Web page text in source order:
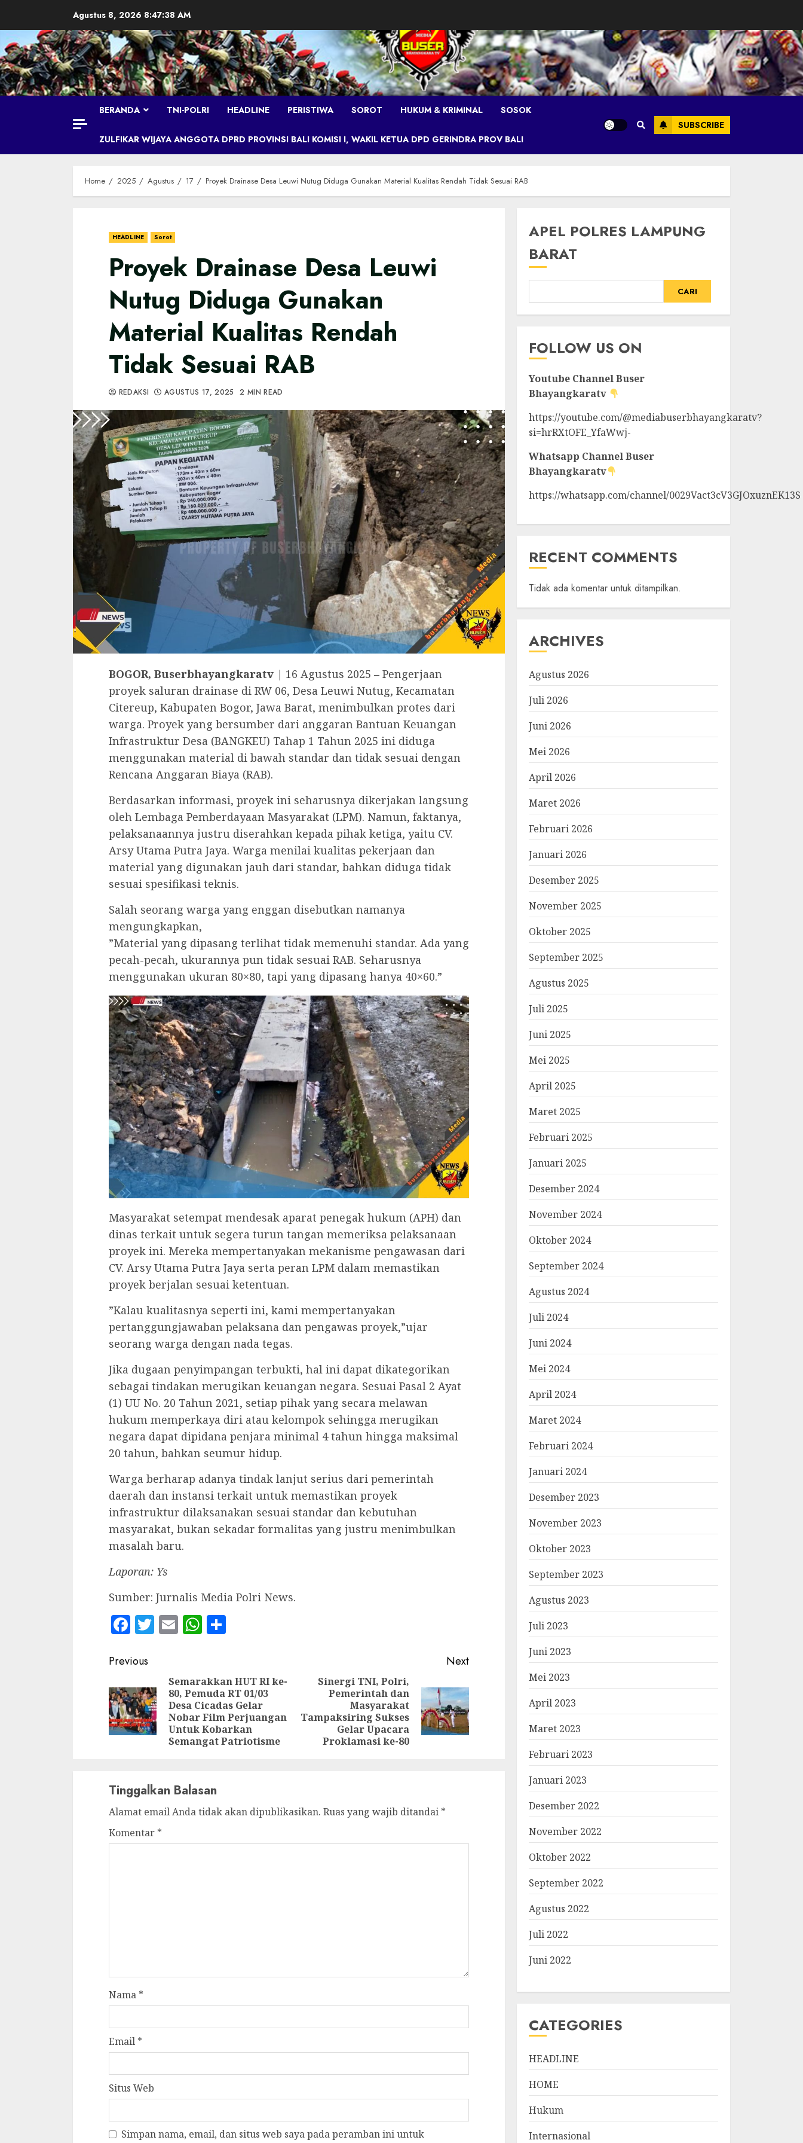
content
Agustus 8, 2026 8:47:39 AM
BERANDA TNI-POLRI HEADLINE PERISTIWA SOROT HUKUM & KRIMINAL SOSOK
ZULFIKAR WIJAYA ANGGOTA DPRD PROVINSI BALI KOMISI I, WAKIL KETUA DPD GERINDRA PROV BALI
SUBSCRIBE
Home 2025 Agustus 17 Proyek Drainase Desa Leuwi Nutug Diduga Gunakan Material Kualitas Rendah Tidak Sesuai RAB
HEADLINE Sorot
Proyek Drainase Desa Leuwi
Nutug Diduga Gunakan
Material Kualitas Rendah
Tidak Sesuai RAB
REDAKSI AGUSTUS 17, 2025 2 MIN READ
BOGOR, Buserbhayangkaratv | 16 Agustus 2025 – Pengerjaan
proyek saluran drainase di RW 06, Desa Leuwi Nutug, Kecamatan
Citereup, Kabupaten Bogor, Jawa Barat, menimbulkan protes dari
warga. Proyek yang bersumber dari anggaran Bantuan Keuangan
Infrastruktur Desa (BANGKEU) Tahap 1 Tahun 2025 ini diduga
menggunakan material di bawah standar dan tidak sesuai dengan
Rencana Anggaran Biaya (RAB).
‎Berdasarkan informasi, proyek ini seharusnya dikerjakan langsung
oleh Lembaga Pemberdayaan Masyarakat (LPM). Namun, faktanya,
pelaksanaannya justru diserahkan kepada pihak ketiga, yaitu CV.
Arsy Utama Putra Jaya. Warga menilai kualitas pekerjaan dan
material yang digunakan jauh dari standar, bahkan diduga tidak
sesuai spesifikasi teknis.
‎Salah seorang warga yang enggan disebutkan namanya
mengungkapkan,
‎”Material yang dipasang terlihat tidak memenuhi standar. Ada yang
pecah-pecah, ukurannya pun tidak sesuai RAB. Seharusnya
menggunakan ukuran 80×80, tapi yang dipasang hanya 40×60.”
‎Masyarakat setempat mendesak aparat penegak hukum (APH) dan
dinas terkait untuk segera turun tangan memeriksa pelaksanaan
proyek ini. Mereka mempertanyakan mekanisme pengawasan dari
CV. Arsy Utama Putra Jaya serta peran LPM dalam memastikan
proyek berjalan sesuai ketentuan.
‎”Kalau kualitasnya seperti ini, kami mempertanyakan
pertanggungjawaban pelaksana dan pengawas proyek,”ujar
seorang warga dengan nada tegas.
‎Jika dugaan penyimpangan terbukti, hal ini dapat dikategorikan
sebagai tindakan merugikan keuangan negara. Sesuai Pasal 2 Ayat
(1) UU No. 20 Tahun 2021, setiap pihak yang secara melawan
hukum memperkaya diri atau kelompok sehingga merugikan
negara dapat dipidana penjara minimal 4 tahun hingga maksimal
20 tahun, bahkan seumur hidup.
‎Warga berharap adanya tindak lanjut serius dari pemerintah
daerah dan instansi terkait untuk memastikan proyek
infrastruktur dilaksanakan sesuai standar dan kebutuhan
masyarakat, bukan sekadar formalitas yang justru menimbulkan
masalah baru.
Laporan: Ys
‎Sumber: Jurnalis Media Polri News.
Facebook
Twitter
EmailWhatsApp
Continue
Reading
Previous
post:
Semarakkan HUT RI ke-
80, Pemuda RT 01/03
Desa Cicadas Gelar
Nobar Film Perjuangan
Untuk Kobarkan
Semangat Patriotisme‎
Next
post:
Sinergi TNI, Polri,
Pemerintah dan
Masyarakat
Tampaksiring Sukses
Gelar Upacara
Proklamasi ke-80
Tinggalkan Balasan
Alamat email Anda tidak akan dipublikasikan. Ruas yang wajib ditandai *
Komentar *
Nama *
Email *
Situs Web
Simpan nama, email, dan situs web saya pada peramban ini untuk
APEL POLRES LAMPUNG
BARAT
CARI
FOLLOW US ON
Youtube ChannelBuser
Bhayangkaratv
https://youtube.com/@mediabuserbhayangkaratv?
si=hrRXtOFE_YfaWwj-
Whatsapp ChannelBuser
Bhayangkaratv
https://whatsapp.com/channel/0029Vact3cV3GJOxuznEK13S
RECENT COMMENTS
Tidak ada komentar untuk ditampilkan.
ARCHIVES
Agustus 2026
Juli 2026
Juni 2026
Mei 2026
April 2026
Maret 2026
Februari 2026
Januari 2026
Desember 2025
November 2025
Oktober 2025
September 2025
Agustus 2025
Juli 2025
Juni 2025
Mei 2025
April 2025
Maret 2025
Februari 2025
Januari 2025
Desember 2024
November 2024
Oktober 2024
September 2024
Agustus 2024
Juli 2024
Juni 2024
Mei 2024
April 2024
Maret 2024
Februari 2024
Januari 2024
Desember 2023
November 2023
Oktober 2023
September 2023
Agustus 2023
Juli 2023
Juni 2023
Mei 2023
April 2023
Maret 2023
Februari 2023
Januari 2023
Desember 2022
November 2022
Oktober 2022
September 2022
Agustus 2022
Juli 2022
Juni 2022
CATEGORIES
HEADLINE
HOME
Hukum
Internasional